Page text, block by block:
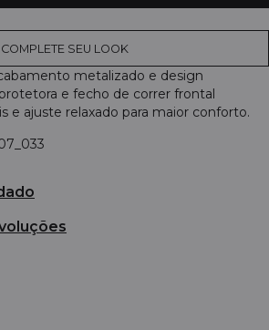
COMPLETE SEU LOOK
metalizado e design
e fecho de correr frontal
e ajuste relaxado para maior conforto.